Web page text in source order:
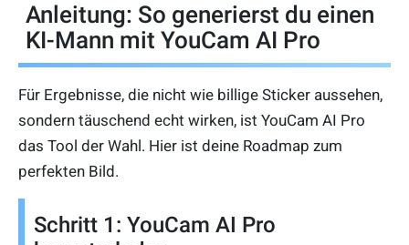
Anleitung: So generierst du einen
KI-Mann mit YouCam AI Pro
Für Ergebnisse, die nicht wie billige Sticker aussehen,
sondern täuschend echt wirken, ist YouCam AI Pro
das Tool der Wahl. Hier ist deine Roadmap zum
perfekten Bild.
Schritt 1: YouCam AI Pro